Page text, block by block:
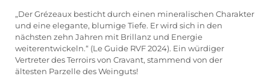
„Der Grézeaux besticht durch einen mineralischen Charakter
und eine elegante, blumige Tiefe. Er wird sich in den
nächsten zehn Jahren mit Brillanz und Energie
weiterentwickeln.“ (Le Guide RVF 2024). Ein würdiger
Vertreter des Terroirs von Cravant, stammend von der
ältesten Parzelle des Weinguts!